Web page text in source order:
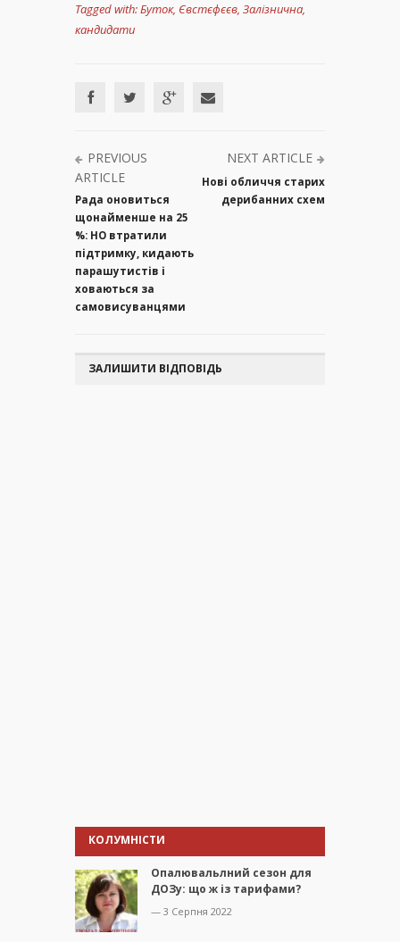
Tagged with:Буток, Євстєфєєв, Залізнична,
кандидати
PREVIOUS
ARTICLE
Рада оновиться
щонайменше на 25
%: НО втратили
підтримку, кидають
парашутистів і
ховаються за
самовисуванцями
NEXT ARTICLE
Нові обличчя старих
дерибанних схем
ЗАЛИШИТИ ВІДПОВІДЬ
КОЛУМНІСТИ
Опалювальлний сезон для
ДОЗу: що ж із тарифами?
— 3 Серпня 2022